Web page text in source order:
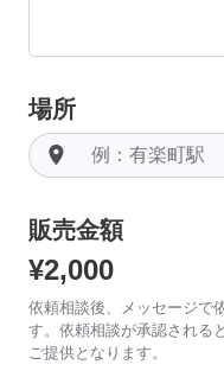
場所
room
販売金額
¥2,000
依頼相談後、メッセージで
す。依頼相談が承認される
ご提供となります。